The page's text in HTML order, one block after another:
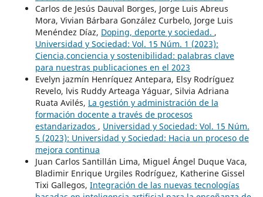
Carlos de Jesús Dauval Borges, Jorge Luis Abreus
Mora, Vivian Bárbara González Curbelo, Jorge Luis
Menéndez Díaz, Doping, deporte y sociedad. ,
Universidad y Sociedad: Vol. 15 Núm. 1 (2023):
Ciencia,conciencia y sostenibilidad: palabras clave
para nuestras publicaciones en el 2023
Evelyn jazmín Henríquez Antepara, Elsy Rodríguez
Revelo, lvis Ruddy Arteaga Yáguar, Silvia Adriana
Ruata Avilés, La gestión y administración de la
formación docente a través de procesos
estandarizados , Universidad y Sociedad: Vol. 15 Núm.
5 (2023): Universidad y Sociedad: Hacia un proceso de
mejora continua
Juan Carlos Santillán Lima, Miguel Ángel Duque Vaca,
Bladimir Enrique Urgiles Rodríguez, Katherine Gissel
Tixi Gallegos, Integración de las nuevas tecnologías